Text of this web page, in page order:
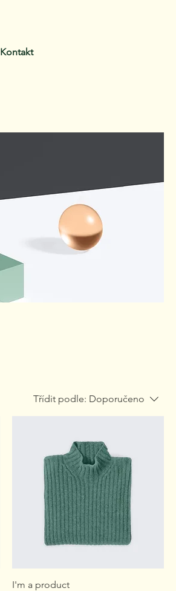
Kontakt
Třídit podle: Doporučeno
I'm a product